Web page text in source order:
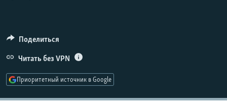
Поделиться
Читать без VPN
Приоритетный источник в Google